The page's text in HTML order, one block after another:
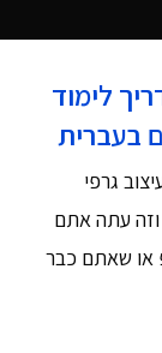
לימוד
בעברית
גרפי
עתה אתם
או שאתם כבר